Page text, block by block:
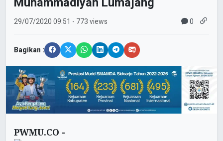
29/07/202009:51 - 773 views 0
Bagikan :
PWMU.CO -